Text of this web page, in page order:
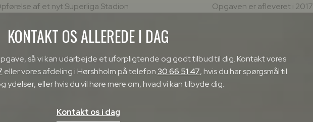
af et nyt Superliga Stadion Opgaven er afleveret i 2017
KONTAKT OS ALLEREDE I DAG
så vi kan udarbejde et uforpligtende og godt tilbud til dig. Kontakt vores
eller vores afdeling i Hørshholm på telefon 30 66 51 47, hvis du har spørgsmål til
ydelser, eller hvis du vil høre mere om, hvad vi kan tilbyde dig.
Kontakt os i dag